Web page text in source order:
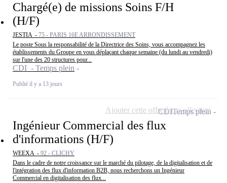
Chargé(e) de missions Soins F/H
(H/F)
JESTIA - 75 - PARIS 16E ARRONDISSEMENT
Le poste Sous la responsabilité de la Directrice des Soins, vous accompagnez les
établissements du Groupe en vous déplaçant chaque semaine (du lundi au vendredi)
sur l'une des 20 structures pour...
CDI - Temps plein
Publié il y a 13 jours
Ingénieur Commercial des flux
d'informations (H/F)
WEEXA - 92 - CLICHY
Dans le cadre de notre croissance sur le marché du pilotage, de la digitalisation et de
l'intégration des flux d'information B2B, nous recherchons un Ingénieur
Commercial en digitalisation des flux...
CDITemps plein
Ajouter cette offre à ma sélection